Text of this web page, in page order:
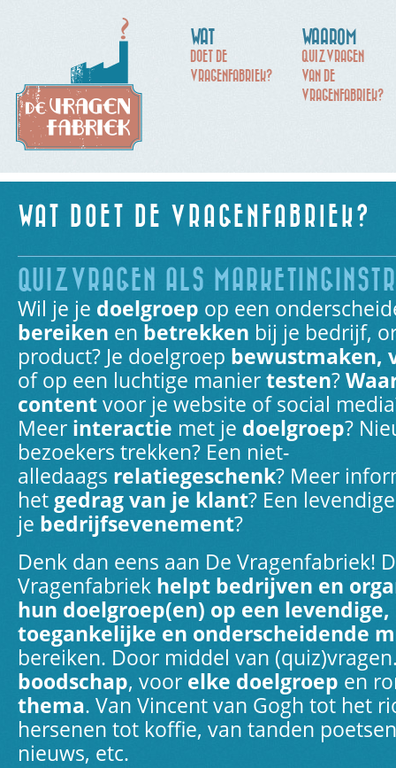
WAT
DOET DE
VRAGENFABRIEK?
WAAROM
QUIZVRAGEN
VAN DE
VRAGENFABRIEK?
WAT DOET DE VRAGENFABRIEK?
QUIZVRAGEN ALS
Wil je je doelgroep op een
bereiken en betrekken bij je bedrijf,
product? Je doelgroep bewustmaken,
of op een luchtige maniertesten?
contentvoor je website of social
Meer interactie met je doelgroep?
bezoekers trekken? Een niet-
alledaags relatiegeschenk? Meer
het gedrag van je klant? Een
je bedrijfsevenement?
Denk dan eens aan De Vragenfabriek!
Vragenfabriek helpt bedrijven en
hun doelgroep(en) op een levendige,
toegankelijke en onderscheidende
bereiken. Door middel van
boodschap, voor elke doelgroep en
thema. Van Vincent van Gogh tot het
hersenen tot koffie, van tanden
nieuws, etc.